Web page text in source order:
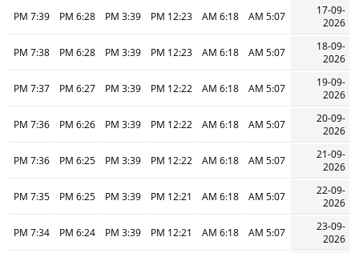
17-09-
2026
5:07 AM
6:18 AM
12:23 PM
3:39 PM
6:28 PM
7:39 PM
18-09-
2026
5:07 AM
6:18 AM
12:23 PM
3:39 PM
6:28 PM
7:38 PM
19-09-
2026
5:07 AM
6:18 AM
12:22 PM
3:39 PM
6:27 PM
7:37 PM
20-09-
2026
5:07 AM
6:18 AM
12:22 PM
3:39 PM
6:26 PM
7:36 PM
21-09-
2026
5:07 AM
6:18 AM
12:22 PM
3:39 PM
6:25 PM
7:36 PM
22-09-
2026
5:07 AM
6:18 AM
12:21 PM
3:39 PM
6:25 PM
7:35 PM
23-09-
2026
5:07 AM
6:18 AM
12:21 PM
3:39 PM
6:24 PM
7:34 PM